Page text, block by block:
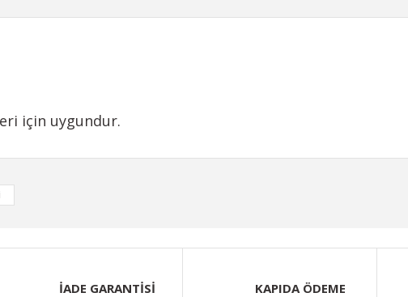
için uygundur.
gördüğünüz noktaları öneri formunu kullanarak tarafımıza iletebilirsiniz.
İADE GARANTİSİ KAPIDA ÖDEME